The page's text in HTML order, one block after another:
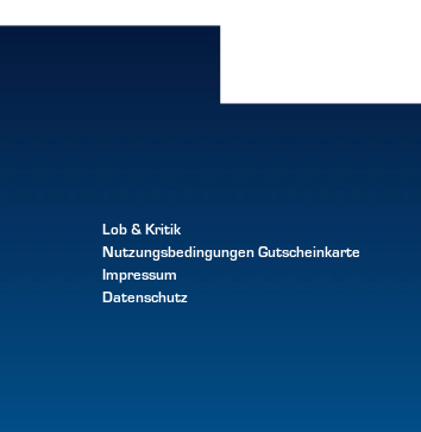
Lob & Kritik
NutzungsbedingungenGutscheinkarte
Impressum
Datenschutz